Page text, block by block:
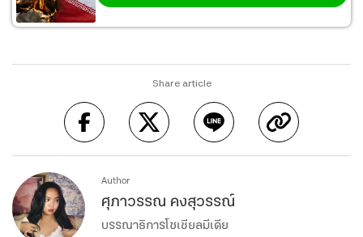
Share article
Author
ศุภาวรรณ คงสุวรรณ์
บรรณาธิการโซเชียลมีเดีย